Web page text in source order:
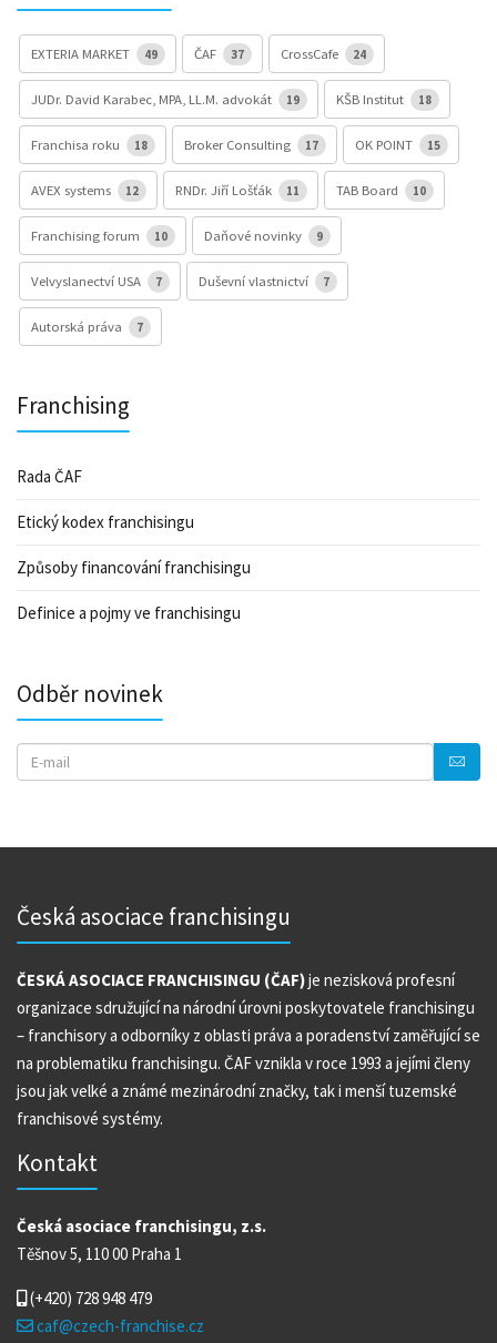
EXTERIA MARKET 49 ČAF 37 CrossCafe 24
JUDr. David Karabec, MPA, LL.M. advokát 19 KŠB Institut 18
Franchisa roku 18 Broker Consulting 17 OK POINT 15
AVEX systems 12 RNDr. Jiří Lošťák 11 TAB Board 10
Franchising forum 10 Daňové novinky 9
Velvyslanectví USA 7 Duševní vlastnictví 7
Autorská práva 7
Franchising
Rada ČAF
Etický kodex franchisingu
Způsoby financování franchisingu
Definice a pojmy ve franchisingu
Odběr novinek
Česká asociace franchisingu
ČESKÁ ASOCIACE FRANCHISINGU (ČAF)je nezisková profesní
organizace sdružující na národní úrovni poskytovatele franchisingu
– franchisory a odborníky z oblasti práva a poradenství zaměřující se
na problematiku franchisingu. ČAF vznikla v roce 1993 a jejími členy
jsou jak velké a známé mezinárodní značky, tak i menší tuzemské
franchisové systémy.
Kontakt
Česká asociace franchisingu, z.s.
Těšnov 5, 110 00 Praha 1
(+420) 728 948 479
caf@czech-franchise.cz